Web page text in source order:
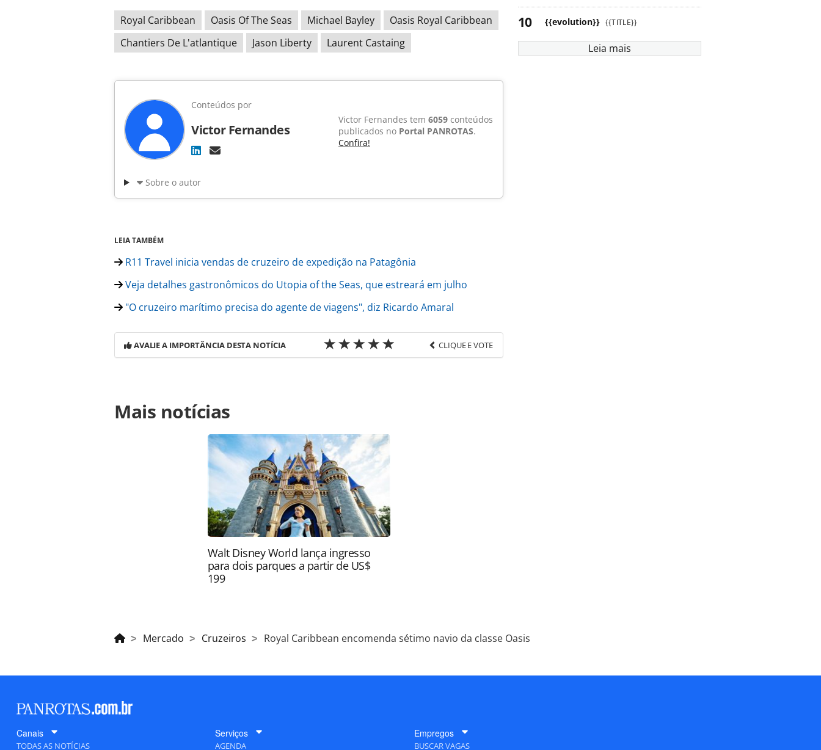
Royal Caribbean Oasis Of The Seas Michael Bayley
Oasis Royal Caribbean
Chantiers De L'atlantique
Jason Liberty Laurent Castaing
Conteúdos por
Victor Fernandes
Victor Fernandes tem 6059 conteúdos
publicados no Portal PANROTAS.
Confira!
Sobre o autor
LEIA TAMBÉM
R11 Travel inicia vendas de cruzeiro de expedição na Patagônia
Veja detalhes gastronômicos do Utopia of the Seas, que estreará em julho
"O cruzeiro marítimo precisa do agente de viagens", diz Ricardo Amaral
AVALIE A IMPORTÂNCIA DESTA NOTÍCIA CLIQUE E VOTE
https://www.panrotas.com.br/mercado/cruzeiros/2024/02/royal-caribbean-encomenda-
setimo-navio-da-classe-oasis_203135.html ou as ferramentas oferecidas na página.
Todo o conteúdo produzido pela PANROTAS Editora é protegido pela legislação
brasileira sobre direito autoral. Não reproduza o conteúdo sem autorização da
PANROTAS Editora (copyright@panrotas.com.br).
Mais notícias
Walt Disney World lança ingresso
para dois parques a partir de US$
199
{{evolution}} {{TITLE}}
Leia mais
Mercado Cruzeiros Royal Caribbean encomenda sétimo navio da classe Oasis
Canais
TODAS AS NOTÍCIAS
Serviços
AGENDA
Empregos
BUSCAR VAGAS